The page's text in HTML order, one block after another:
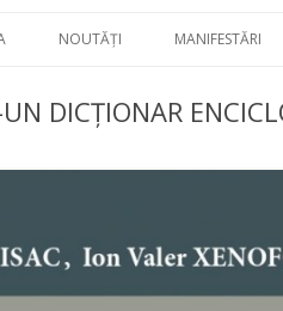
NOUTĂȚI MANIFESTĂRI
DICȚIONAR